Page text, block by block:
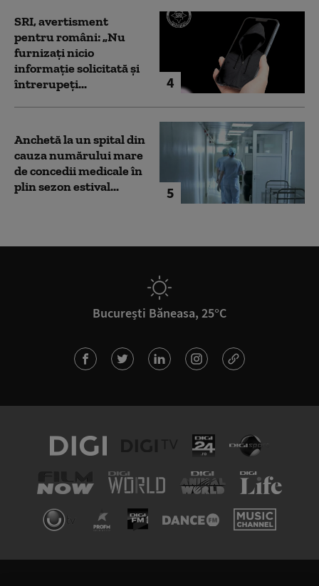
4
SRI, avertisment
pentru români: „Nu
furnizați nicio
informație solicitată și
întrerupeți...
5
Anchetă la un spital din
cauza numărului mare
de concedii medicale în
plin sezon estival...
București Băneasa, 25°C